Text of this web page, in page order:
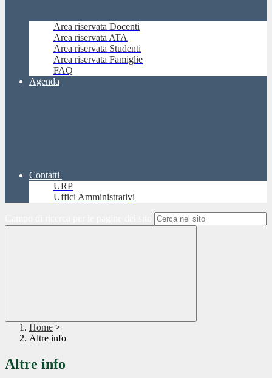
Area riservata Docenti
Area riservata ATA
Area riservata Studenti
Area riservata Famiglie
FAQ
Agenda
Contatti
URP
Uffici Amministrativi
Home >
Altre info
Altre info